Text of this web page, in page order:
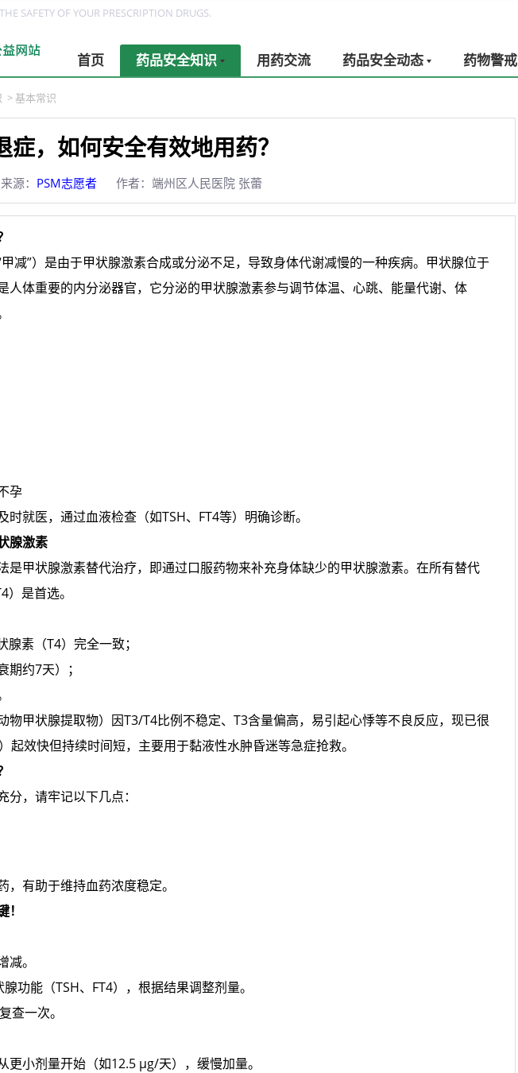
SAFETY OF YOUR PRESCRIPTION DRUGS.
首页 药品安全知识 用药交流 药品安全动态 药物警戒
>基本常识
症，如何安全有效地用药？
来源： PSM志愿者 作者：端州区人民医院 张蕾
减”）是由于甲状腺激素合成或分泌不足，导致身体代谢减慢的一种疾病。甲状腺位于
人体重要的内分泌器官，它分泌的甲状腺激素参与调节体温、心跳、能量代谢、体
孕
就医，通过血液检查（如TSH、FT4等）明确诊断。
腺激素
是甲状腺激素替代治疗，即通过口服药物来补充身体缺少的甲状腺激素。在所有替代
是首选。
素（T4）完全一致；
约7天）；
物甲状腺提取物）因T3/T4比例不稳定、T3含量偏高，易引起心悸等不良反应，现已很
起效快但持续时间短，主要用于黏液性水肿昏迷等急症抢救。
，请牢记以下几点：
有助于维持血药浓度稳定。
。
功能（TSH、FT4），根据结果调整剂量。
查一次。
更小剂量开始（如12.5 μg/天），缓慢加量。